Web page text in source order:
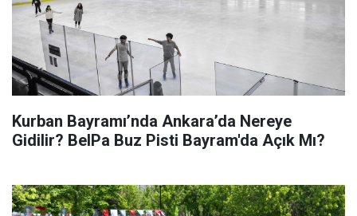
Kurban Bayramı’nda Ankara’da Nereye
Gidilir? BelPa Buz Pisti Bayram'da Açık Mı?